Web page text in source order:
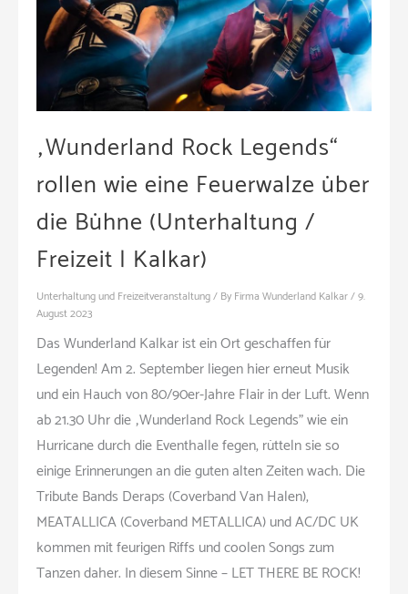
„Wunderland Rock Legends“
rollen wie eine Feuerwalze über
die Bühne (Unterhaltung /
Freizeit | Kalkar)
Unterhaltung und Freizeitveranstaltung/ By Firma Wunderland Kalkar/9.
August 2023
Das Wunderland Kalkar ist ein Ort geschaffen für
Legenden! Am 2. September liegen hier erneut Musik
und ein Hauch von 80/90er-Jahre Flair in der Luft. Wenn
ab 21.30 Uhr die „Wunderland Rock Legends” wie ein
Hurricane durch die Eventhalle fegen, rütteln sie so
einige Erinnerungen an die guten alten Zeiten wach. Die
Tribute Bands Deraps (Coverband Van Halen),
MEATALLICA (Coverband METALLICA) und AC/DC UK
kommen mit feurigen Riffs und coolen Songs zum
Tanzen daher. In diesem Sinne – LET THERE BE ROCK!